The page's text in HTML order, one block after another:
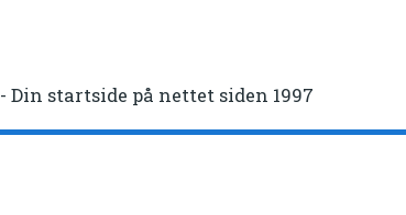
- Din startside på nettet siden 1997